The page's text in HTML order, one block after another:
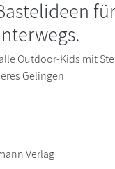
für
Outdoor-Kids mit
Gelingen
Verlag